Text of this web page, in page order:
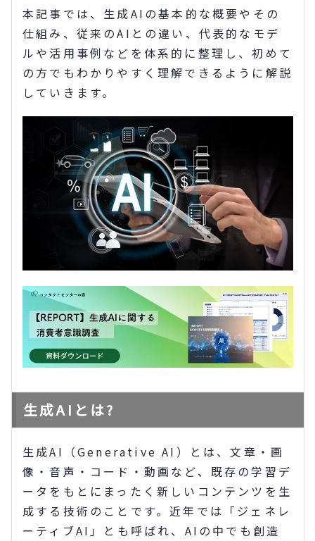
本記事では、生成AIの基本的な概要やその
仕組み、従来のAIとの違い、代表的なモデ
ルや活用事例などを体系的に整理し、初めて
の方でもわかりやすく理解できるように解説
していきます。
生成AIとは?
生成AI（Generative AI）とは、文章・画
像・音声・コード・動画など、既存の学習デ
ータをもとにまったく新しいコンテンツを生
成する技術のことです。近年では「ジェネレ
ーティブAI」とも呼ばれ、AIの中でも創造